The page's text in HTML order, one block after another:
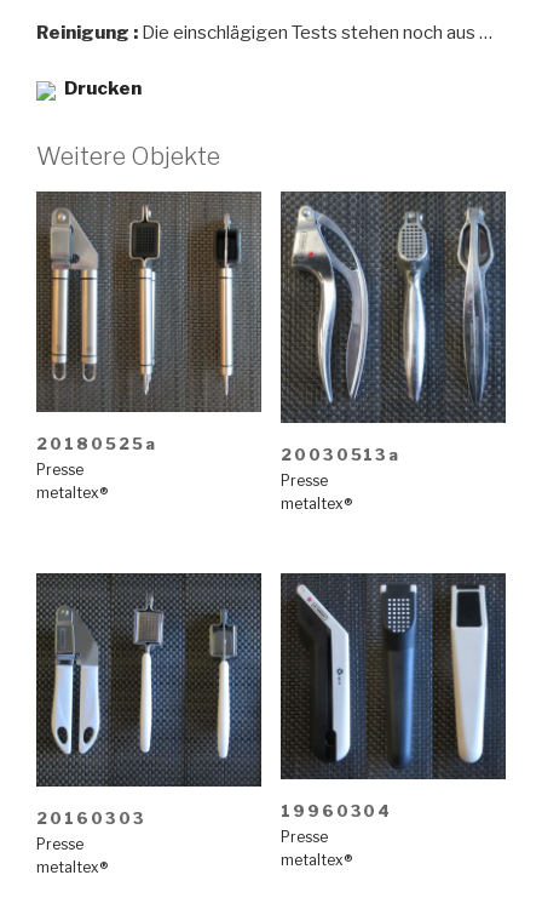
Reinigung : Die einschlägigen Tests stehen noch aus …
Drucken
Weitere Objekte
20180525a
Presse
metaltex®
20030513a
Presse
metaltex®
20160303
Presse
metaltex®
19960304
Presse
metaltex®